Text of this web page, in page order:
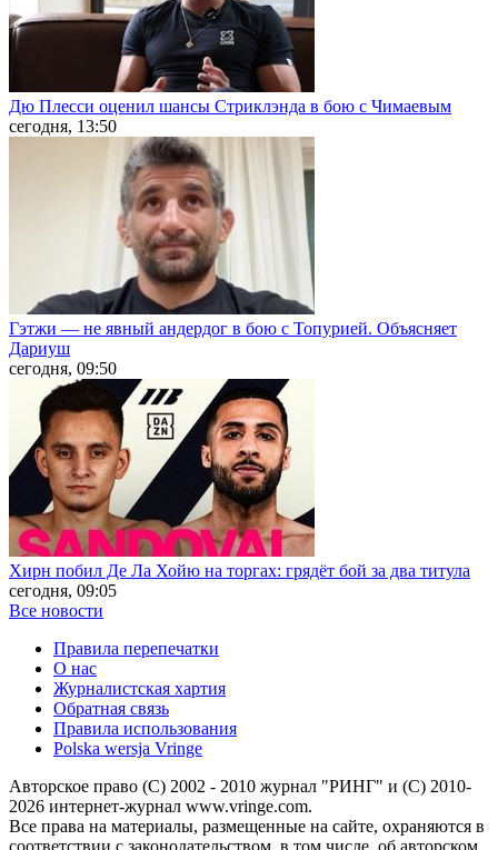
Дю Плесси оценил шансы Стриклэнда в бою с Чимаевым
сегодня, 13:50
Гэтжи — не явный андердог в бою с Топурией. Объясняет
Дариуш
сегодня, 09:50
Хирн побил Де Ла Хойю на торгах: грядёт бой за два титула
сегодня, 09:05
Все новости
Правила перепечатки
О нас
Журналистская хартия
Обратная связь
Правила использования
Polska wersja Vringe
Авторское право (С) 2002 - 2010 журнал "РИНГ" и (С) 2010-
2026 интернет-журнал www.vringe.com.
Все права на материалы, размещенные на сайте, охраняются в
соответствии с законодательством, в том числе, об авторском